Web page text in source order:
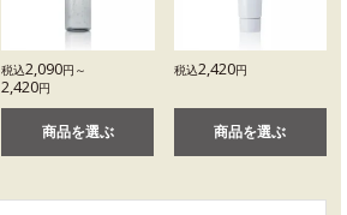
税込2,090円～
2,420円
商品を選ぶ
税込2,420円
商品を選ぶ